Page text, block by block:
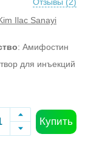
Ilac Sanayi
: Амифостин
для инъекций
Купить